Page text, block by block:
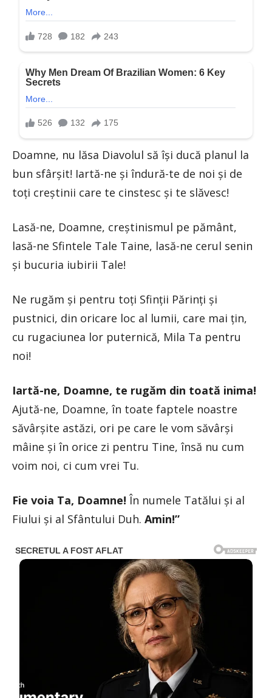
Doamne, nu lăsa Diavolul să își ducă planul la
bun sfârșit! Iartă-ne și îndură-te de noi și de
toți creștinii care te cinstesc și te slăvesc!
Lasă-ne, Doamne, creștinismul pe pământ,
lasă-ne Sfintele Tale Taine, lasă-ne cerul senin
și bucuria iubirii Tale!
Ne rugăm și pentru toți Sfinții Părinți și
pustnici, din oricare loc al lumii, care mai țin,
cu rugaciunea lor puternică, Mila Ta pentru
noi!
Iartă-ne, Doamne, te rugăm din toată inima!
Ajută-ne, Doamne, în toate faptele noastre
săvârșite astăzi, ori pe care le vom săvârși
mâine și în orice zi pentru Tine, însă nu cum
voim noi, ci cum vrei Tu.
Fie voia Ta, Doamne! În numele Tatălui și al
Fiului și al Sfântului Duh. Amin!”